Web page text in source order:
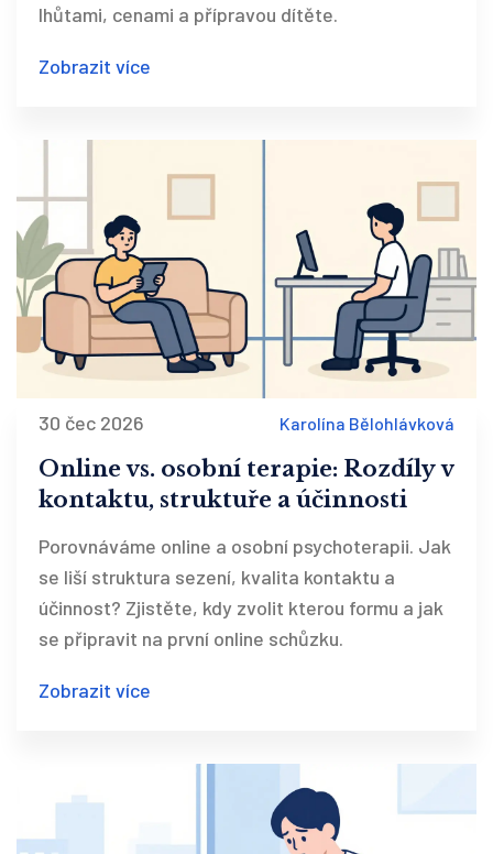
lhůtami, cenami a přípravou dítěte.
Zobrazit více
30 čec 2026 Karolína Bělohlávková
Online vs. osobní terapie: Rozdíly v
kontaktu, struktuře a účinnosti
Porovnáváme online a osobní psychoterapii. Jak
se liší struktura sezení, kvalita kontaktu a
účinnost? Zjistěte, kdy zvolit kterou formu a jak
se připravit na první online schůzku.
Zobrazit více